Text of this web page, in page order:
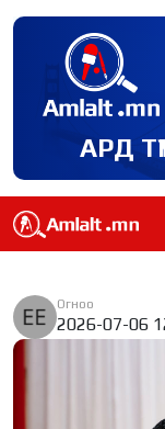
АРД
Огноо
2026-07-06